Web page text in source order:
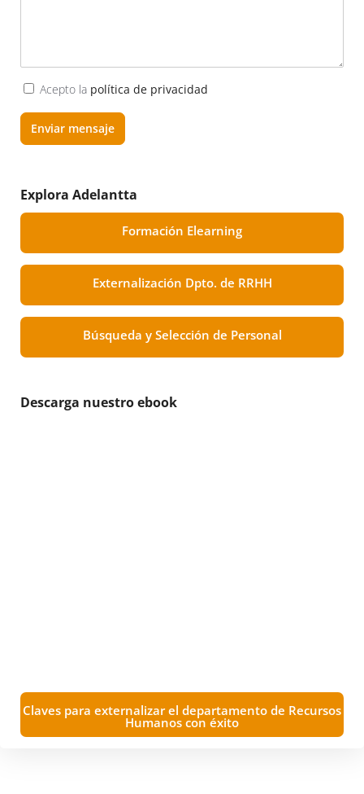
Acepto la política de privacidad
Enviar mensaje
Explora Adelantta
Formación Elearning
Externalización Dpto. de RRHH
Búsqueda y Selección de Personal
Descarga nuestro ebook
Claves para externalizar el departamento de Recursos
Humanos con éxito